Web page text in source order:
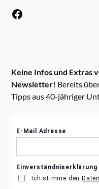
Keine Infos und Extras
Newsletter! Bereits
Tipps aus 40-jähriger